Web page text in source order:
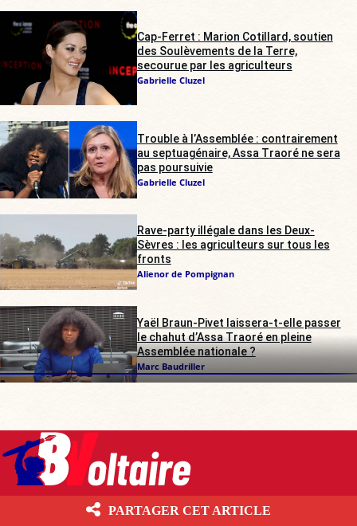
Cap-Ferret : Marion Cotillard, soutien
des Soulèvements de la Terre,
secourue par les agriculteurs
Gabrielle Cluzel
Trouble à l’Assemblée : contrairement
au septuagénaire, Assa Traoré ne sera
pas poursuivie
Gabrielle Cluzel
Rave-party illégale dans les Deux-
Sèvres : les agriculteurs sur tous les
fronts
Alienor de Pompignan
Yaël Braun-Pivet laissera-t-elle passer
le chahut d’Assa Traoré en pleine
Assemblée nationale ?
Marc Baudriller
Boulevard Voltaire 10.6.1 Les contenus écrits publiés par Boulevard
PARTAGER CET ARTICLE